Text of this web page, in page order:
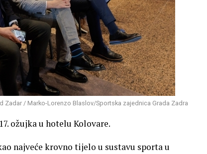
Zadar / Marko-Lorenzo Blaslov/Sportska zajednica Grada Zadra
ožujka u hotelu Kolovare.
najveće krovno tijelo u sustavu sporta u